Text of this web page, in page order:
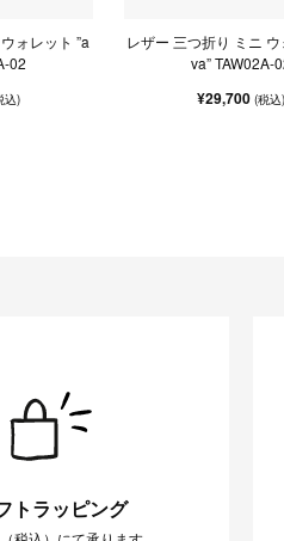
ォレット ”a
02
込)
レザー 三つ折り ミニ ウ
va” TAW02A-
¥29,700 (税込)
トラッピング